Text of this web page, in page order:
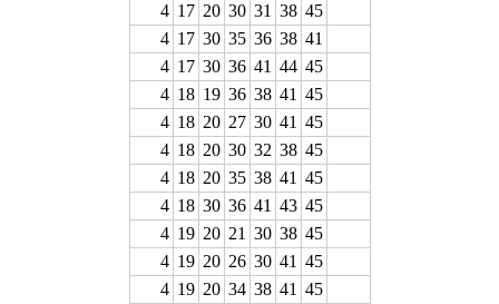
4 17 20 30 31 38 45
4 17 30 35 36 38 41
4 17 30 36 41 44 45
4 18 19 36 38 41 45
4 18 20 27 30 41 45
4 18 20 30 32 38 45
4 18 20 35 38 41 45
4 18 30 36 41 43 45
4 19 20 21 30 38 45
4 19 20 26 30 41 45
4 19 20 34 38 41 45